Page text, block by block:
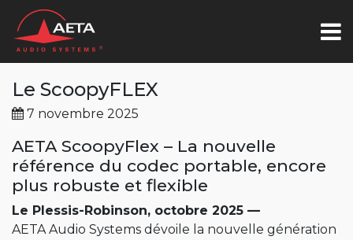
Le ScoopyFLEX
7 novembre 2025
AETA ScoopyFlex – La nouvelle
référence du codec portable, encore
plus robuste et flexible
Le Plessis-Robinson, octobre 2025 —
AETA Audio Systems dévoile la nouvelle génération